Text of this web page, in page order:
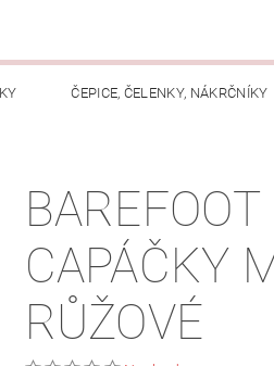
ČEPICE, ČELENKY, NÁKRČNÍKY
PONOŽKÁCH
CAPÁČKY
RŮŽOVÉ